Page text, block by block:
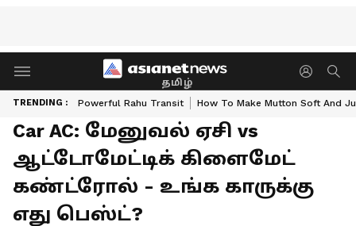
தமிழ்
TRENDING : Powerful Rahu Transit How To Make Mutton Soft And
Car AC: மேனுவல் ஏசி vs
ஆட்டோமேட்டிக் கிளைமேட்
கண்ட்ரோல் - உங்க காருக்கு
எது பெஸ்ட்?